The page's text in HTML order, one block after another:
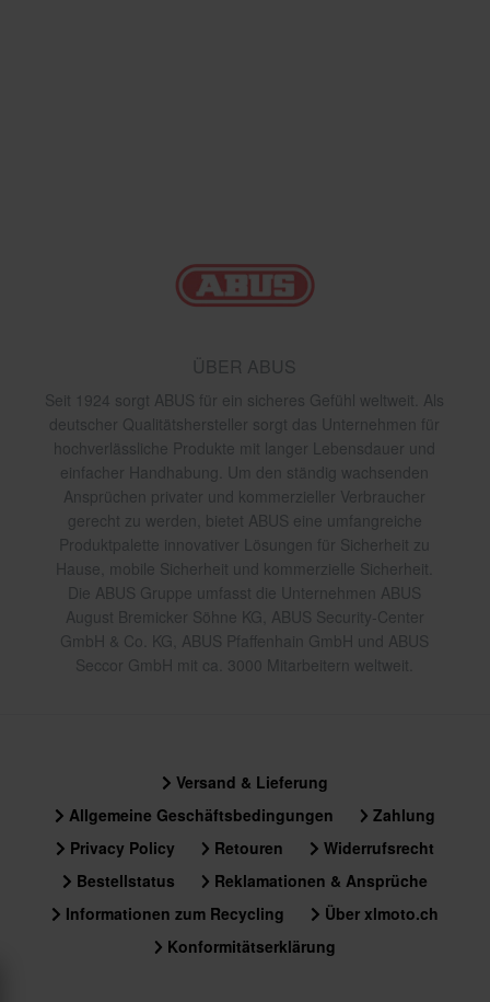
ÜBER ABUS
Seit 1924 sorgt ABUS für ein sicheres Gefühl weltweit. Als
deutscher Qualitätshersteller sorgt das Unternehmen für
hochverlässliche Produkte mit langer Lebensdauer und
einfacher Handhabung. Um den ständig wachsenden
Ansprüchen privater und kommerzieller Verbraucher
gerecht zu werden, bietet ABUS eine umfangreiche
Produktpalette innovativer Lösungen für Sicherheit zu
Hause, mobile Sicherheit und kommerzielle Sicherheit.
Die ABUS Gruppe umfasst die Unternehmen ABUS
August Bremicker Söhne KG, ABUS Security-Center
GmbH & Co. KG, ABUS Pfaffenhain GmbH und ABUS
Seccor GmbH mit ca. 3000 Mitarbeitern weltweit.
Versand & Lieferung
Allgemeine Geschäftsbedingungen
Zahlung
Privacy Policy
Retouren
Widerrufsrecht
Bestellstatus
Reklamationen & Ansprüche
Informationen zum Recycling
Über xlmoto.ch
Konformitätserklärung